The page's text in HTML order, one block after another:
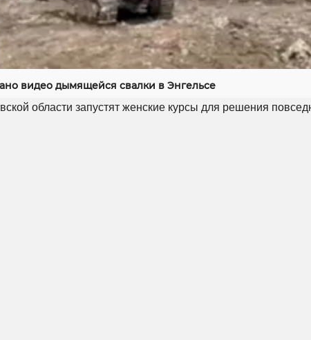
видео дымящейся свалки в Энгельсе